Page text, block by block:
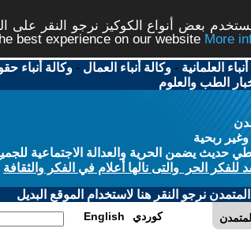
بعض أنواع الكوكيز نرجو النقر على
best experience on our website
العلمانية -وكالة أنباء العمال -وكالة أنباء
الطب والعلوم
ربحية
يضمن الحرية والعدالة الاجتماعية
الحر والتى نالها أعلام في الفكر والثقافة
نرجو النقر هنا لاستخدام الموقع البديل
English كوردي